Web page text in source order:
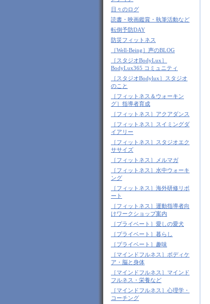
日々のログ
読書・映画鑑賞・執筆活動など
転倒予防DAY
防災フィットネス
［Well-Being］声のBLOG
［スタジオBodyLux］
BodyLux365 コミュニティ
［スタジオBodylux］スタジオ
のこと
［フィットネス＆ウォーキン
グ］指導者育成
［フィットネス］アクアダンス
［フィットネス］スイミングダ
イアリー
［フィットネス］スタジオエク
ササイズ
［フィットネス］メルマガ
［フィットネス］水中ウォーキ
ング
［フィットネス］海外研修リポ
ート
［フィットネス］運動指導者向
けワークショップ案内
［プライベート］愛しの愛犬
［プライベート］暮らし
［プライベート］趣味
［マインドフルネス］ボディケ
ア・脳と身体
［マインドフルネス］マインド
フルネス・栄養など
［マインドフルネス］心理学・
コーチング